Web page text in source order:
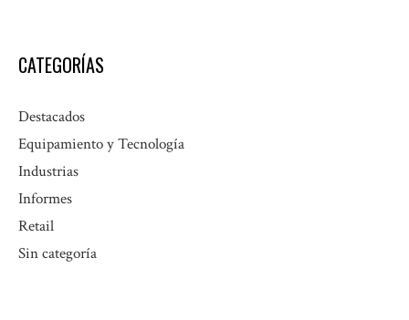
CATEGORÍAS
Destacados
Equipamiento y Tecnología
Industrias
Informes
Retail
Sin categoría